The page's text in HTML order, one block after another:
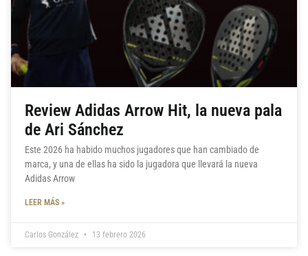
Review Adidas Arrow Hit, la nueva pala
de Ari Sánchez
Este 2026 ha habido muchos jugadores que han cambiado de
marca, y una de ellas ha sido la jugadora que llevará la nueva
Adidas Arrow
LEER MÁS »
Carlos González 13 febrero 2026